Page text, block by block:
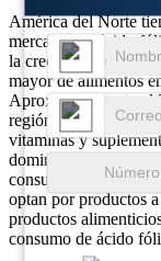
América del Norte
mercado del ácido
la creciente
mayor de alimentos
Aproximadamente el
región, siendo
vitaminas y
dominante en
consumidores y
optan por productos
productos
consumo de ácido